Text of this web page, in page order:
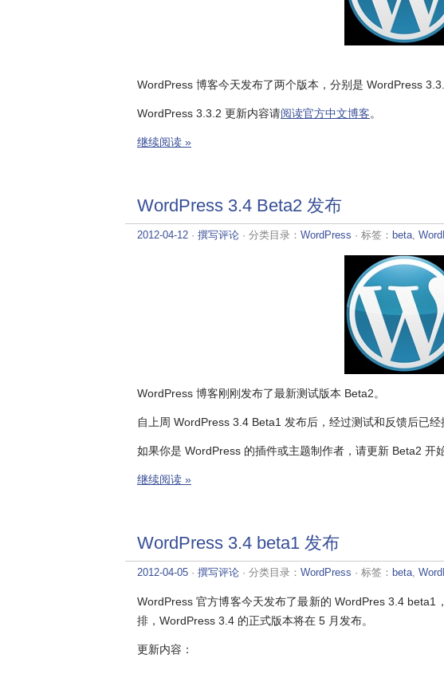
WordPress 博客今天发布了两个版本，分别是 WordPress
WordPress 3.3.2 更新内容请阅读官方中文博客。
继续阅读 »
WordPress 3.4 Beta2 发布
2012-04-12 · 撰写评论 · 分类目录： WordPress · 标签： beta,
WordPress 博客刚刚发布了最新测试版本 Beta2。
自上周 WordPress 3.4 Beta1 发布后，经过测试和反馈后已经
如果你是 WordPress 的插件或主题制作者，请更新 Beta2 开
继续阅读 »
WordPress 3.4 beta1 发布
2012-04-05 · 撰写评论 · 分类目录： WordPress · 标签： beta,
WordPress 官方博客今天发布了最新的 WordPres 3.4 beta1
排，WordPress 3.4 的正式版本将在 5 月发布。
更新内容：